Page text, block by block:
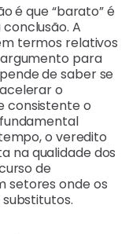
é que “barato” é
A
termos relativos
argumento para
de saber se
o
consistente o
o veredito
na qualidade dos
de
setores onde os